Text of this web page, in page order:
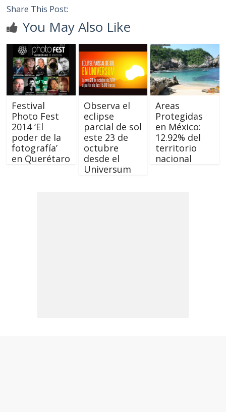
Share This Post:
You May Also Like
Festival
Photo Fest
2014 ‘El
poder de la
fotografía’
en Querétaro
Observa el
eclipse
parcial de sol
este 23 de
octubre
desde el
Universum
Areas
Protegidas
en México:
12.92% del
territorio
nacional